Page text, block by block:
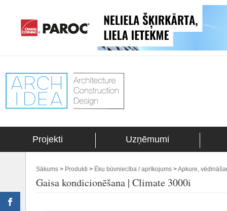
Projekti Uzņēmumi
Sākums > Produkti > Ēku būvniecība / aprīkojums >Apkure,
Gaisa kondicionēšana | Climate 3000i